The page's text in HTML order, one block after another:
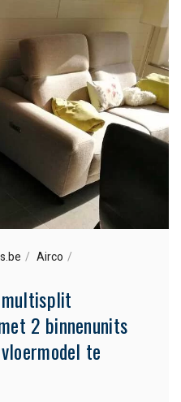
Airco
2 binnenunits
te